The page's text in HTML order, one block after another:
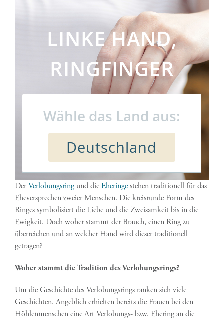
LINKE HAND,
RINGFINGER
Wähle das Land aus:
Deutschland
DerVerlobungsringund dieEheringestehen traditionell für das
Eheversprechen zweier Menschen. Die kreisrunde Form des
Ringes symbolisiert die Liebe und die Zweisamkeit bis in die
Ewigkeit. Doch woher stammt der Brauch, einen Ring zu
überreichen und an welcher Hand wird dieser traditionell
getragen?
Woher stammt die Tradition des Verlobungsrings?
Um die Geschichte des Verlobungsrings ranken sich viele
Geschichten. Angeblich erhielten bereits die Frauen bei den
Höhlenmenschen eine Art Verlobungs- bzw. Ehering an die